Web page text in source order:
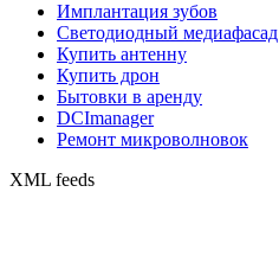
Имплантация зубов
Светодиодный медиафасад
Купить антенну
Купить дрон
Бытовки в аренду
DCImanager
Ремонт микроволновок
XML feeds